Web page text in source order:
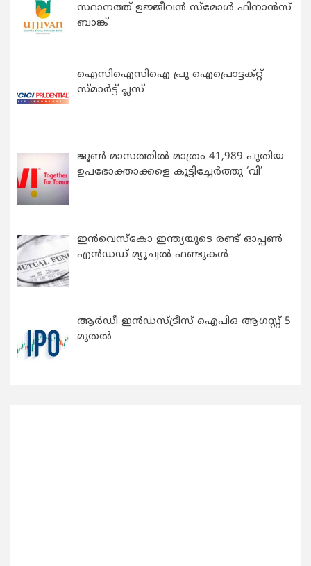
സ്ഥാനത്ത് ഉജ്ജീവൻ സ്മോൾ ഫിനാൻസ്
ബാങ്ക്
ഐസിഐസിഐ പ്രു ഐപ്രൊട്ടക്റ്റ്
സ്മാർട്ട് പ്ലസ്
ജൂൺ മാസത്തിൽ മാത്രം 41,989 പുതിയ
ഉപഭോക്താക്കളെ കൂട്ടിച്ചേർത്തു ‘വി’
ഇന്‍വെസ്കോ ഇന്ത്യയുടെ രണ്ട് ഓപ്പണ്‍
എന്‍ഡഡ് മ്യൂച്വല്‍ ഫണ്ടുകള്‍
ആർഡീ ഇൻഡസ്ട്രീസ് ഐപിഒ ആഗസ്റ്റ് 5
മുതൽ